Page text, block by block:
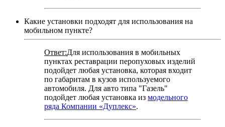
Какие установки подходят для использования на
мобильном пункте?
Ответ:Для использования в мобильных
пунктах реставрации перопуховых изделий
подойдет любая установка, которая входит
по габаритам в кузов используемого
автомобиля. Для авто типа "Газель"
подойдет любая установка из модельного
ряда Компании «Дуплекс».